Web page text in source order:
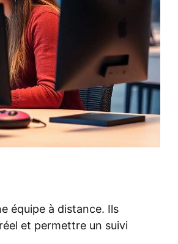
équipe à distance. Ils
et permettre un suivi